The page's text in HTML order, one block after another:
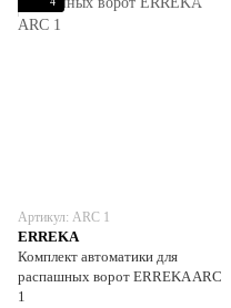
Артикул: ARC 1
ERREKA
Комплект автоматики для
распашных ворот ERREKA ARC
1